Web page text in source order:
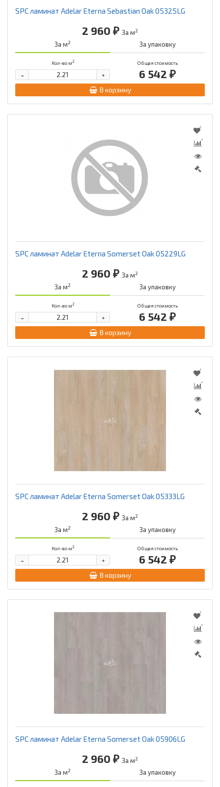
SPC ламинат Adelar Eterna Sebastian Oak 05325LG
2 960 ₽ За м2
За м2 За упаковку
Кол-во м2 Общая стоимость
6 542 ₽
+
-
В корзину
SPC ламинат Adelar Eterna Somerset Oak 05229LG
2 960 ₽ За м2
За м2 За упаковку
Кол-во м2 Общая стоимость
6 542 ₽
+
-
В корзину
SPC ламинат Adelar Eterna Somerset Oak 05333LG
2 960 ₽ За м2
За м2 За упаковку
Кол-во м2 Общая стоимость
6 542 ₽
+
-
В корзину
SPC ламинат Adelar Eterna Somerset Oak 05906LG
2 960 ₽ За м2
За м2 За упаковку